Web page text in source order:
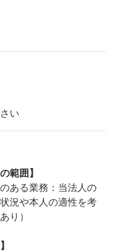
い
範囲】
ある業務：当法人の
況や本人の適性を考
り）